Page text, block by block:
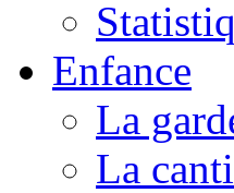
Enfance
La
La